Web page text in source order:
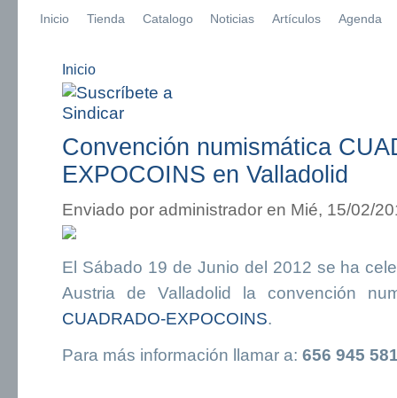
Inicio Tienda Catalogo Noticias Artículos Agenda
Se encuentra usted aquí
Inicio
Convención numismática
EXPOCOINS en Valladolid
Enviado por administrador en Mié, 15/02/
El Sábado 19 de Junio del 2012 se ha
Austria de Valladolid la convención
CUADRADO-EXPOCOINS.
Para más información llamar a: 656 945